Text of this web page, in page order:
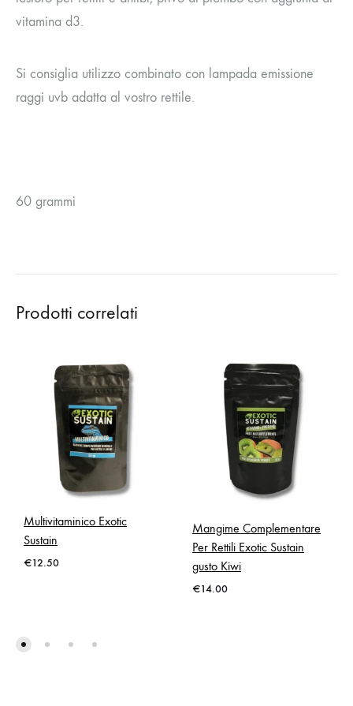
vitamina d3.
Si consiglia utilizzo combinato con lampada emissione
raggi uvb adatta al vostro rettile.
60 grammi
Prodotti correlati
Multivitaminico Exotic
Sustain
€12.50
Mangime Complementare
Per Rettili Exotic Sustain
gusto Kiwi
€14.00